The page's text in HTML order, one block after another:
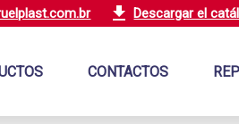
Descargar el
CONTACTOS